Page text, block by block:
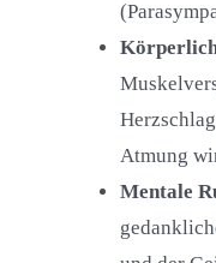
Atmung
Mentale